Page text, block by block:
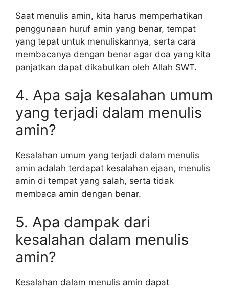
Saat menulis amin, kita harus memperhatikan
penggunaan huruf amin yang benar, tempat
yang tepat untuk menuliskannya, serta cara
membacanya dengan benar agar doa yang kita
panjatkan dapat dikabulkan oleh Allah SWT.
4. Apa saja kesalahan umum
yang terjadi dalam menulis
amin?
Kesalahan umum yang terjadi dalam menulis
amin adalah terdapat kesalahan ejaan, menulis
amin di tempat yang salah, serta tidak
membaca amin dengan benar.
5. Apa dampak dari
kesalahan dalam menulis
amin?
Kesalahan dalam menulis amin dapat